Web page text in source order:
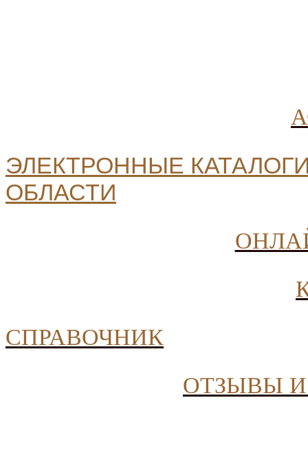
ЭЛЕКТРОННЫЕ
ОБЛАСТИ
СПРАВОЧНИК
ОТЗЫВЫ